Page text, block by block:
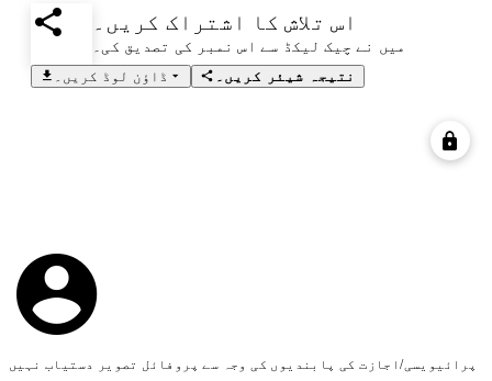
اس تلاش کا اشتراک کریں۔
میں نے چیک لیکڈ سے اس نمبر کی تصدیق کی۔
ڈاؤن لوڈ کریں۔
نتیجہ شیئر کریں۔
پرائیویسی/اجازت کی پابندیوں کی وجہ سے پروفائل تصویر دستیاب نہیں